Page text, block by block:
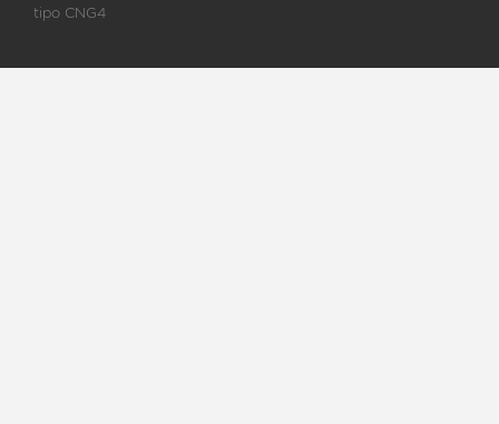
tipo CNG4